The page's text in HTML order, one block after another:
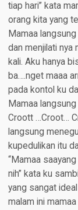
tiap hari” kata
orang kita yang
Mamaa
dan menjilati nya
kali. Aku hanya
ba….nget maaa
pada kontol ku
Mamaa
Croott …Croot…
langsung
kupedulikan itu
“Mamaa
nih” kata ku
yang sangat
malam ini